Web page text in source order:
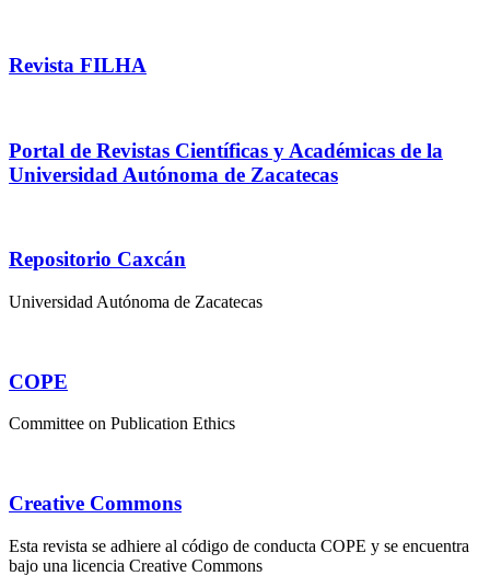
Revista FILHA
Portal de Revistas Científicas y Académicas de la
Universidad Autónoma de Zacatecas
Repositorio Caxcán
Universidad Autónoma de Zacatecas
COPE
Committee on Publication Ethics
Creative Commons
Esta revista se adhiere al código de conducta COPE y se encuentra
bajo una licencia Creative Commons